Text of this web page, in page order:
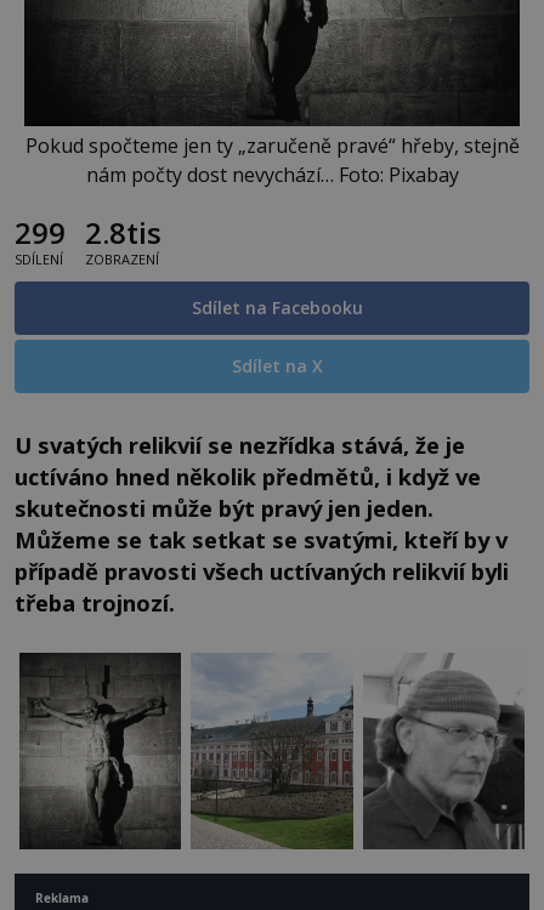
Pokud spočteme jen ty „zaručeně pravé“ hřeby, stejně
nám počty dost nevychází… Foto: Pixabay
299
SDÍLENÍ
2.8tis
ZOBRAZENÍ
Sdílet na Facebooku
Sdílet na X
U svatých relikvií se nezřídka stává, že je
uctíváno hned několik předmětů, i když ve
skutečnosti může být pravý jen jeden.
Můžeme se tak setkat se svatými, kteří by v
případě pravosti všech uctívaných relikvií byli
třeba trojnozí.
Reklama